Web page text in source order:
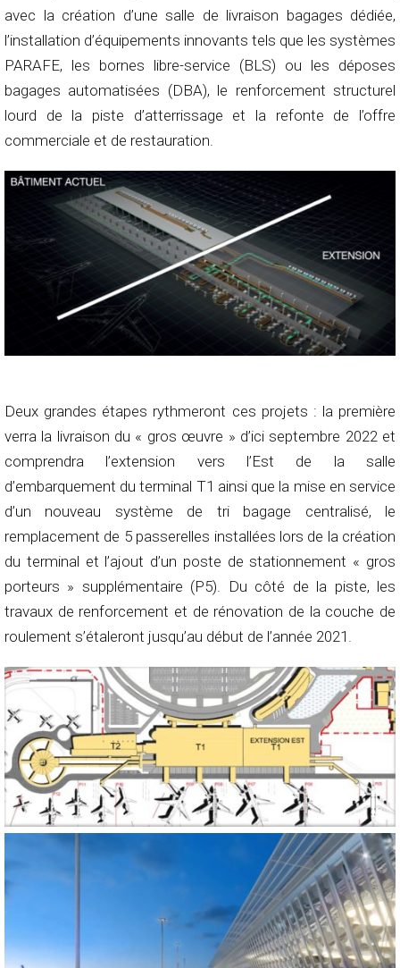
avec la création d’une salle de livraison bagages dédiée,
l’installation d’équipements innovants tels que les systèmes
PARAFE, les bornes libre-service (BLS) ou les déposes
bagages automatisées (DBA), le renforcement structurel
lourd de la piste d’atterrissage et la refonte de l’offre
commerciale et de restauration.
Deux grandes étapes rythmeront ces projets : la première
verra la livraison du « gros œuvre » d’ici septembre 2022 et
comprendra l’extension vers l’Est de la salle
d’embarquement du terminal T1 ainsi que la mise en service
d’un nouveau système de tri bagage centralisé, le
remplacement de 5 passerelles installées lors de la création
du terminal et l’ajout d’un poste de stationnement « gros
porteurs » supplémentaire (P5). Du côté de la piste, les
travaux de renforcement et de rénovation de la couche de
roulement s’étaleront jusqu’au début de l’année 2021.